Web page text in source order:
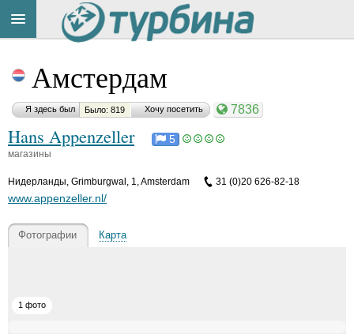
Амстердам
Я здесь был Было: 819 Хочу посетить 7836
Hans Appenzeller 5
магазины
Нидерланды, Grimburgwal, 1, Amsterdam 31 (0)20 626-82-18
www.appenzeller.nl/
Фотографии Карта
1 фото
на
сайте: